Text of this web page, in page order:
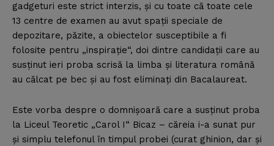
gadgeturi este strict interzis, şi cu toate că toate cele
13 centre de examen au avut spaţii speciale de
depozitare, păzite, a obiectelor susceptibile a fi
folosite pentru „inspiraţie“, doi dintre candidaţii care au
susţinut ieri proba scrisă la limba şi literatura română
au călcat pe bec şi au fost eliminaţi din Bacalaureat.
Este vorba despre o domnişoară care a susţinut proba
la Liceul Teoretic „Carol I“ Bicaz – căreia i-a sunat pur
şi simplu telefonul în timpul probei (curat ghinion, dar şi